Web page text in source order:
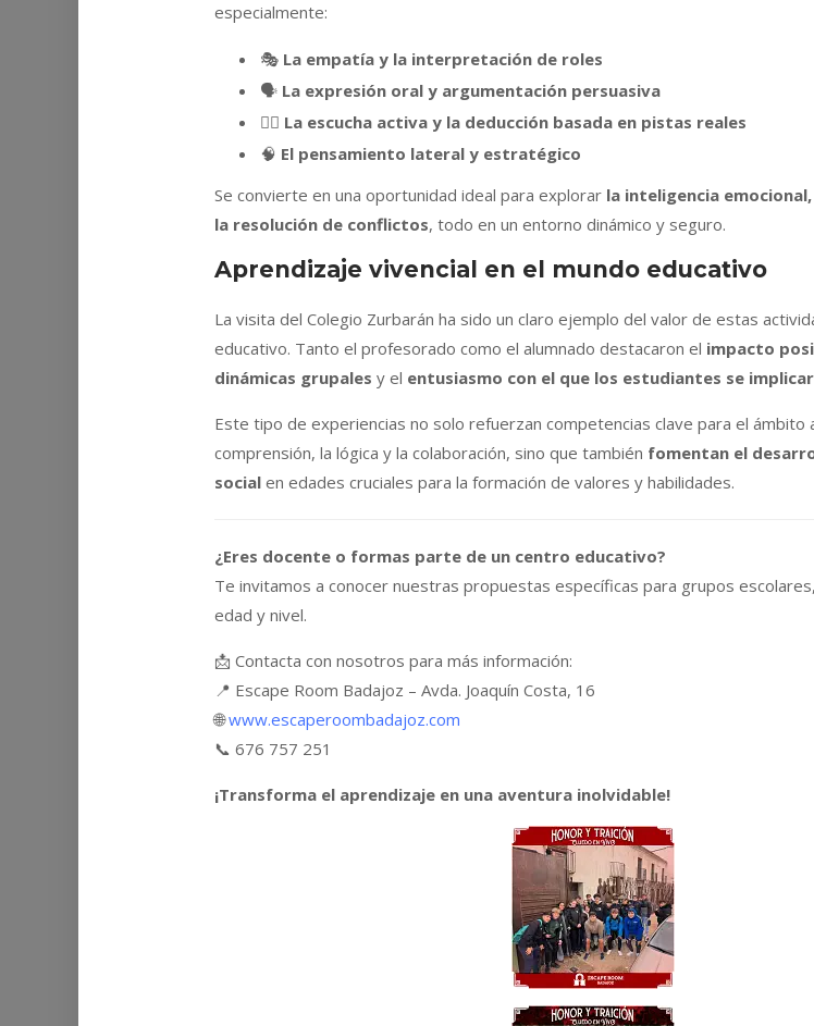
especialmente:
🎭 La empatía y la interpretación de roles
🗣️ La expresión oral y argumentación persuasiva
🕵️‍♀️ La escucha activa y la deducción basada en pistas reales
🧠 El pensamiento lateral y estratégico
Se convierte en una oportunidad ideal para explorar la inteligencia
la resolución de conflictos, todo en un entorno dinámico y seguro.
Aprendizaje vivencial en el mundo educativo
La visita del Colegio Zurbarán ha sido un claro ejemplo del valor de estas
educativo. Tanto el profesorado como el alumnado destacaron el impacto
dinámicas grupales y el entusiasmo con el que los estudiantes se
Este tipo de experiencias no solo refuerzan competencias clave para el ámbito
comprensión, la lógica y la colaboración, sino que también fomentan el
social en edades cruciales para la formación de valores y habilidades.
¿Eres docente o formas parte de un centro educativo?
Te invitamos a conocer nuestras propuestas específicas para grupos
edad y nivel.
📩 Contacta con nosotros para más información:
📍 Escape Room Badajoz – Avda. Joaquín Costa, 16
🌐www.escaperoombadajoz.com
📞 676 757 251
¡Transforma el aprendizaje en una aventura inolvidable!